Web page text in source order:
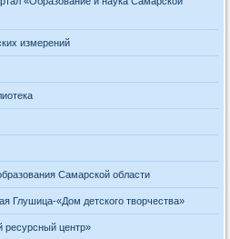
измерений
Самарской области
«Дом детского творчества»
центр»